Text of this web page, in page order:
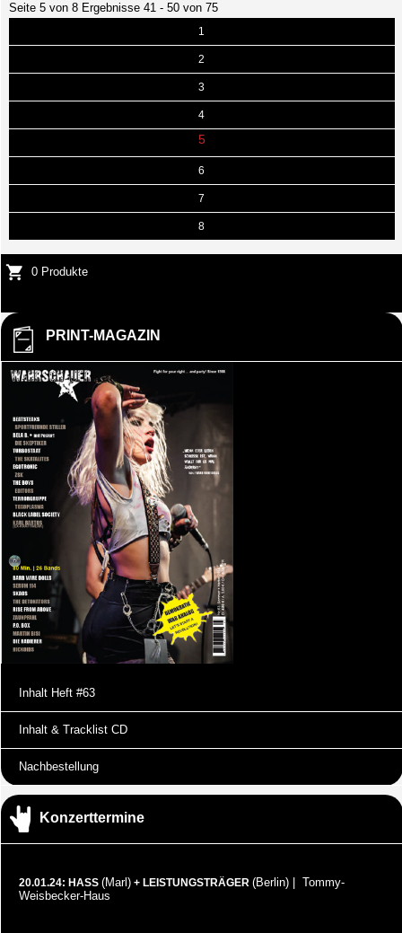
Seite 5 von 8 Ergebnisse 41 - 50 von 75
1
2
3
4
5
6
7
8
0 Produkte
PRINT-MAGAZIN
Inhalt Heft #63
Inhalt & Tracklist CD
Nachbestellung
Konzerttermine
20.01.24: HASS (Marl) + LEISTUNGSTRÄGER (Berlin) | Tommy-
Weisbecker-Haus